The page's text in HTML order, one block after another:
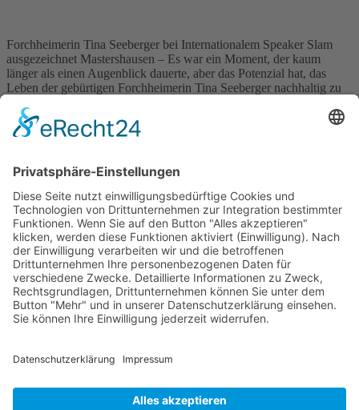
Forchheimerin Tina Seeberger bei Internationalem Speaker Slam
ausgezeichnet Mastershausen – Es war ein Moment, der kaum
länger als einen Augenblick dauerte, aber das Potenzial hat, das
Leben der gebürtigen Forchheimerin Tina Seeberger nachhaltig zu
November in Mastershausen stattfand, schaffte es die Expertin für
Mentale Stärke & […]
Impressum
Datenschutz
Kooperation
Werbung
Presse- und Öffentlichkeitsarbeit
Aktuelles
Themenwelt
Zertifikat